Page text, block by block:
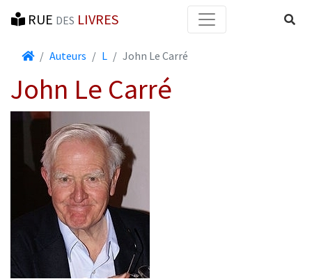
RUE DES LIVRES
AccueilAuteurs L John Le Carré
John Le Carré